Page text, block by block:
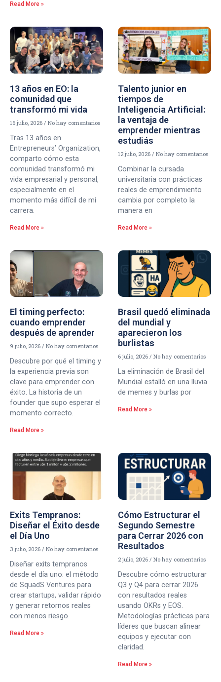
Read More »
13 años en EO: la
comunidad que
transformó mi vida
16 julio, 2026 No hay comentarios
Tras 13 años en
Entrepreneurs’ Organization,
comparto cómo esta
comunidad transformó mi
vida empresarial y personal,
especialmente en el
momento más difícil de mi
carrera.
Read More »
Talento junior en
tiempos de
Inteligencia Artificial:
la ventaja de
emprender mientras
estudiás
12 julio, 2026 No hay comentarios
Combinar la cursada
universitaria con prácticas
reales de emprendimiento
cambia por completo la
manera en
Read More »
El timing perfecto:
cuando emprender
después de aprender
9 julio, 2026 No hay comentarios
Descubre por qué el timing y
la experiencia previa son
clave para emprender con
éxito. La historia de un
founder que supo esperar el
momento correcto.
Read More »
Brasil quedó eliminada
del mundial y
aparecieron los
burlistas
6 julio, 2026 No hay comentarios
La eliminación de Brasil del
Mundial estalló en una lluvia
de memes y burlas por
Read More »
Exits Tempranos:
Diseñar el Éxito desde
el Día Uno
3 julio, 2026 No hay comentarios
Diseñar exits tempranos
desde el día uno: el método
de SquadS Ventures para
crear startups, validar rápido
y generar retornos reales
con menos riesgo.
Read More »
Cómo Estructurar el
Segundo Semestre
para Cerrar 2026 con
Resultados
2 julio, 2026 No hay comentarios
Descubre cómo estructurar
Q3 y Q4 para cerrar 2026
con resultados reales
usando OKRs y EOS.
Metodologías prácticas para
líderes que buscan alinear
equipos y ejecutar con
claridad.
Read More »